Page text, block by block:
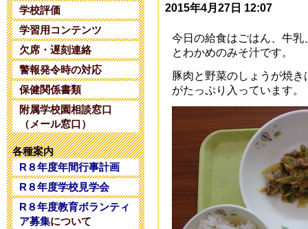
学校評価
学習用コンテンツ
欠席・遅刻連絡
警報発令時の対応
保健関係書類
附属学校園相談窓口
（メール窓口）
各種案内
R８年度年間行事計画
R８年度学校見学会
R８年度教育ボランティ
ア募集について
2025年5月28日
令和８年度
2025年5月 1日
令和８年度コ
2025年4月26日
令和7年度学
2015年4月27日 12:07
今日の給食はごはん、牛
とわかめのみそ汁です。
豚肉と野菜のしょうが焼
がたっぷり入っています。